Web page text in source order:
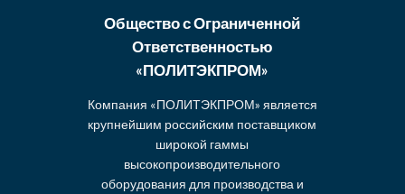
Общество с Ограниченной
Ответственностью
«ПОЛИТЭКПРОМ»
Компания «ПОЛИТЭКПРОМ» является
крупнейшим российским поставщиком
широкой гаммы
высокопроизводительного
оборудования для производства и